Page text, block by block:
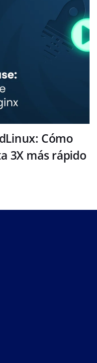
Cómo
3X más rápido